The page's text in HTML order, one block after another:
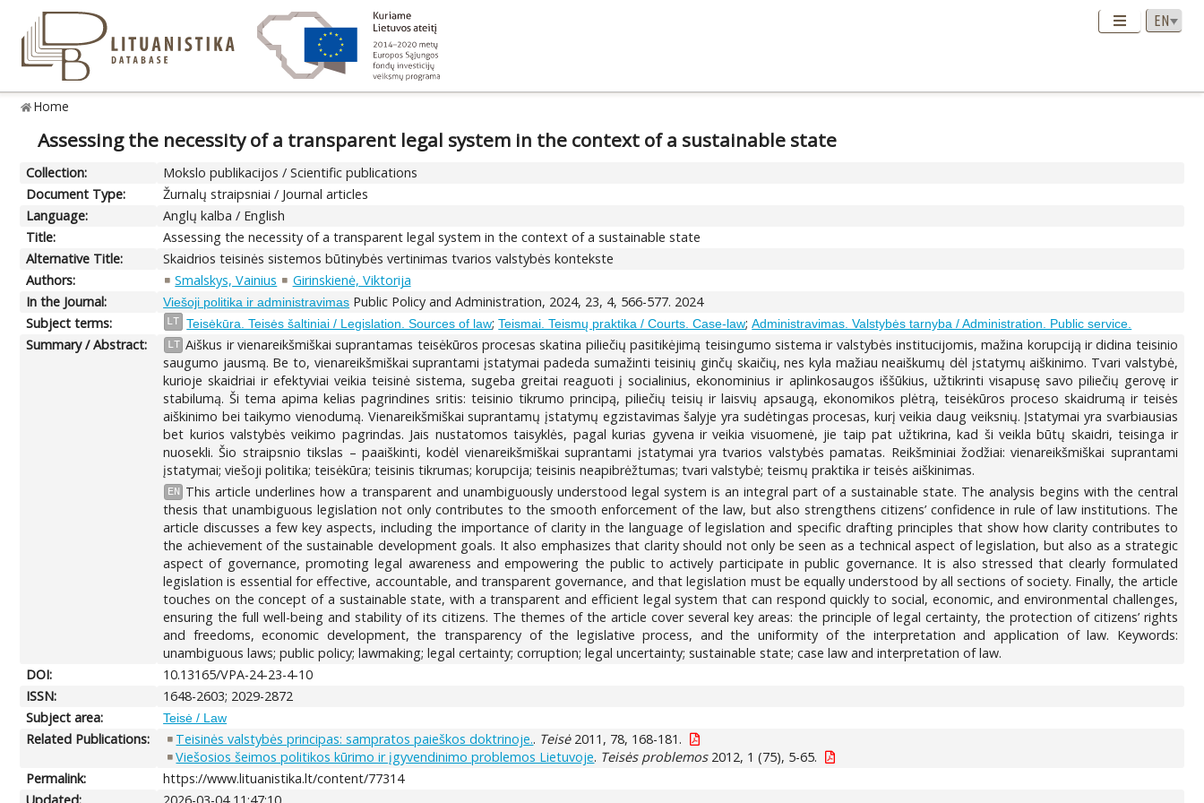
Home
Assessing the necessity of a transparent legal system in the context of a sustainable state
Collection:
Mokslo publikacijos / Scientific publications
Document Type:
Žurnalų straipsniai / Journal articles
Language:
Anglų kalba / English
Title:
Assessing the necessity of a transparent legal system in the context of a sustainable state
Alternative Title:
Skaidrios teisinės sistemos būtinybės vertinimas tvarios valstybės kontekste
Authors:
Smalskys, Vainius
Girinskienė, Viktorija
In the Journal:
Viešoji politika ir administravimas Public Policy and Administration, 2024, 23, 4, 566-577. 2024
Subject terms:
LT Teisėkūra. Teisės šaltiniai / Legislation. Sources of law;Teismai. Teismų praktika / Courts. Case-law;Administravimas. Valstybės tarnyba / Administration. Public service.
Summary / Abstract: LT Aiškus ir vienareikšmiškai suprantamas teisėkūros procesas skatina piliečių pasitikėjimą teisingumo sistema ir valstybės institucijomis, mažina korupciją ir didina teisinio
saugumo jausmą. Be to, vienareikšmiškai suprantami įstatymai padeda sumažinti teisinių ginčų skaičių, nes kyla mažiau neaiškumų dėl įstatymų aiškinimo. Tvari valstybė,
kurioje skaidriai ir efektyviai veikia teisinė sistema, sugeba greitai reaguoti į socialinius, ekonominius ir aplinkosaugos iššūkius, užtikrinti visapusę savo piliečių gerovę ir
stabilumą. Ši tema apima kelias pagrindines sritis: teisinio tikrumo principą, piliečių teisių ir laisvių apsaugą, ekonomikos plėtrą, teisėkūros proceso skaidrumą ir teisės
aiškinimo bei taikymo vienodumą. Vienareikšmiškai suprantamų įstatymų egzistavimas šalyje yra sudėtingas procesas, kurį veikia daug veiksnių. Įstatymai yra svarbiausias
bet kurios valstybės veikimo pagrindas. Jais nustatomos taisyklės, pagal kurias gyvena ir veikia visuomenė, jie taip pat užtikrina, kad ši veikla būtų skaidri, teisinga ir
nuosekli. Šio straipsnio tikslas – paaiškinti, kodėl vienareikšmiškai suprantami įstatymai yra tvarios valstybės pamatas. Reikšminiai žodžiai: vienareikšmiškai suprantami
įstatymai; viešoji politika; teisėkūra; teisinis tikrumas; korupcija; teisinis neapibrėžtumas; tvari valstybė; teismų praktika ir teisės aiškinimas.
EN
This article underlines how a transparent and unambiguously understood legal system is an integral part of a sustainable state. The analysis begins with the central
thesis that unambiguous legislation not only contributes to the smooth enforcement of the law, but also strengthens citizens’ confidence in rule of law institutions. The
article discusses a few key aspects, including the importance of clarity in the language of legislation and specific drafting principles that show how clarity contributes to
the achievement of the sustainable development goals. It also emphasizes that clarity should not only be seen as a technical aspect of legislation, but also as a strategic
aspect of governance, promoting legal awareness and empowering the public to actively participate in public governance. It is also stressed that clearly formulated
legislation is essential for effective, accountable, and transparent governance, and that legislation must be equally understood by all sections of society. Finally, the article
touches on the concept of a sustainable state, with a transparent and efficient legal system that can respond quickly to social, economic, and environmental challenges,
ensuring the full well-being and stability of its citizens. The themes of the article cover several key areas: the principle of legal certainty, the protection of citizens’ rights
and freedoms, economic development, the transparency of the legislative process, and the uniformity of the interpretation and application of law. Keywords:
unambiguous laws; public policy; lawmaking; legal certainty; corruption; legal uncertainty; sustainable state; case law and interpretation of law.
DOI:
10.13165/VPA-24-23-4-10
ISSN:
1648-2603; 2029-2872
Subject area:
Teisė / Law
Related Publications: Teisinės valstybės principas: sampratos paieškos doktrinoje.. Teisė2011, 78, 168-181.
Viešosios šeimos politikos kūrimo ir įgyvendinimo problemos Lietuvoje. Teisės problemos2012, 1 (75), 5-65.
Permalink:
https://www.lituanistika.lt/content/77314
Updated:
2026-03-04 11:47:10